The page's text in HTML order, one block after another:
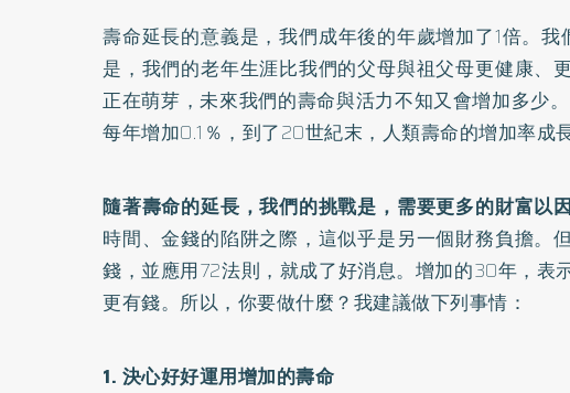
壽命延長的意義是，我們成年後的年歲增加了1倍。
是，我們的老年生涯比我們的父母與祖父母更健康、
正在萌芽，未來我們的壽命與活力不知又會增加多少
每年增加0.1％，到了20世紀末，人類壽命的增加率成長
隨著壽命的延長，我們的挑戰是，需要更多的財富以
時間、金錢的陷阱之際，這似乎是另一個財務負擔。
錢，並應用72法則，就成了好消息。增加的30年，表
更有錢。所以，你要做什麼？我建議做下列事情：
1. 決心好好運用增加的壽命